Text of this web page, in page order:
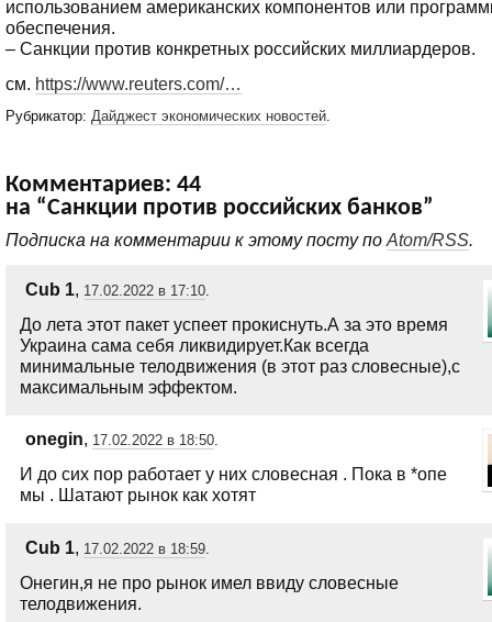
использованием американских компонентов или
обеспечения.
– Санкции против конкретных российских миллиардеров.
см. https://www.reuters.com/…
Рубрикатор: Дайджест экономических новостей.
Комментариев: 44
на “Санкции против российских банков”
Подписка на комментарии к этому посту по Atom/RSS.
Сub 1, 17.02.2022 в 17:10.
До лета этот пакет успеет прокиснуть.А за это время
Украина сама себя ликвидирует.Как всегда
минимальные телодвижения (в этот раз словесные),с
максимальным эффектом.
onegin, 17.02.2022 в 18:50.
И до сих пор работает у них словесная . Пока в *опе
мы . Шатают рынок как хотят
Сub 1, 17.02.2022 в 18:59.
Онегин,я не про рынок имел ввиду словесные
телодвижения.